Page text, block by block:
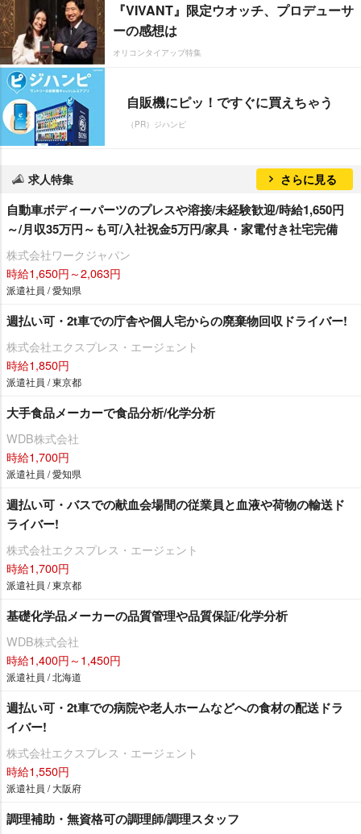
『VIVANT』限定ウオッチ、プロデューサ
ーの感想は
オリコンタイアップ特集
自販機にピッ！ですぐに買えちゃう
（PR）ジハンピ
求人特集 さらに見る
自動車ボディーパーツのプレスや溶接/未経験歓迎/時給1,650円
～/月収35万円～も可/入社祝金5万円/家具・家電付き社宅完備
株式会社ワークジャパン
時給1,650円～2,063円
派遣社員 / 愛知県
週払い可・2t車での庁舎や個人宅からの廃棄物回収ドライバー!
株式会社エクスプレス・エージェント
時給1,850円
派遣社員 / 東京都
大手食品メーカーで食品分析/化学分析
WDB株式会社
時給1,700円
派遣社員 / 愛知県
週払い可・バスでの献血会場間の従業員と血液や荷物の輸送ド
ライバー!
株式会社エクスプレス・エージェント
時給1,700円
派遣社員 / 東京都
基礎化学品メーカーの品質管理や品質保証/化学分析
WDB株式会社
時給1,400円～1,450円
派遣社員 / 北海道
週払い可・2t車での病院や老人ホームなどへの食材の配送ドラ
イバー!
株式会社エクスプレス・エージェント
時給1,550円
派遣社員 / 大阪府
調理補助・無資格可の調理師/調理スタッフ